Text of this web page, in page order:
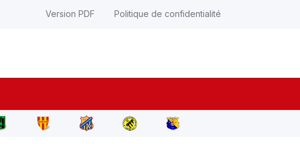
Version PDF Politique de confidentialité